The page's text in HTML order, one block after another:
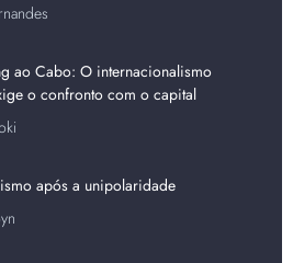
ao Cabo: O internacionalismo
o confronto com o capital
após a unipolaridade